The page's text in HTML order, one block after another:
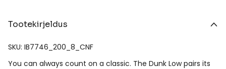
Tootekirjeldus
SKU: IB7746_200_8_CNF
You can always count on a classic. The Dunk Low pairs its